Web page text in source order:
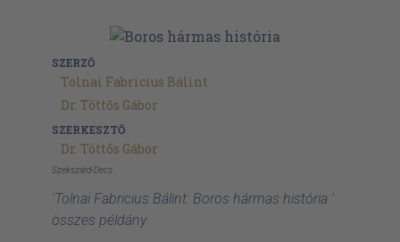
SZERZŐ
Tolnai Fabricius Bálint
Dr. Töttős Gábor
SZERKESZTŐ
Dr. Töttős Gábor
Szekszárd-Decs
'Tolnai Fabricius Bálint: Boros hármas história '
összes példány